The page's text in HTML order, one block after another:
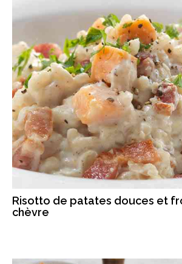
Risotto de patates douces et
chèvre